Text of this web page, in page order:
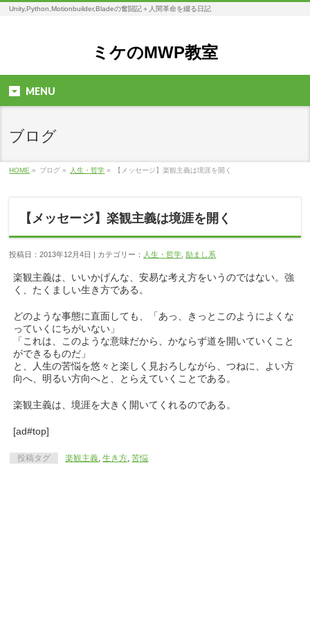
Unity,Python,Motionbuilder,Bladeの奮闘記＋人間革命を綴る日記
ミケのMWP教室
MENU
ブログ
HOME » ブログ » 人生・哲学 » 【メッセージ】楽観主義は境涯を開く
【メッセージ】楽観主義は境涯を開く
投稿日：2013年12月4日 | カテゴリー： 人生・哲学 励まし系
楽観主義は、いいかげんな、安易な考え方をいうのではない。強
く、たくましい生き方である。
どのような事態に直面しても、「あっ、きっとこのようによくな
っていくにちがいない」
「これは、このような意味だから、かならず道を開いていくこと
ができるものだ」
と、人生の苦悩を悠々と楽しく見おろしながら、つねに、よい方
向へ、明るい方向へと、とらえていくことである。
楽観主義は、境涯を大きく開いてくれるのである。
[ad#top]
投稿タグ 楽観主義,生き方,苦悩